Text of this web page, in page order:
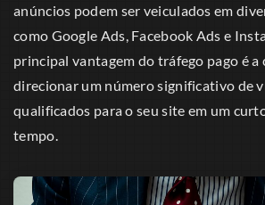
anúncios podem ser veiculados em
como Google Ads, Facebook Ads e
principal vantagem do tráfego pago é a
direcionar um número significativo de
qualificados para o seu site em um
tempo.